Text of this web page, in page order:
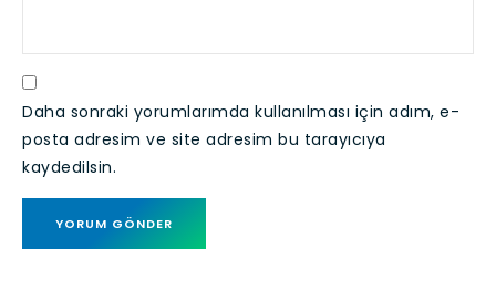
Daha sonraki yorumlarımda kullanılması için adım, e-
posta adresim ve site adresim bu tarayıcıya
kaydedilsin.